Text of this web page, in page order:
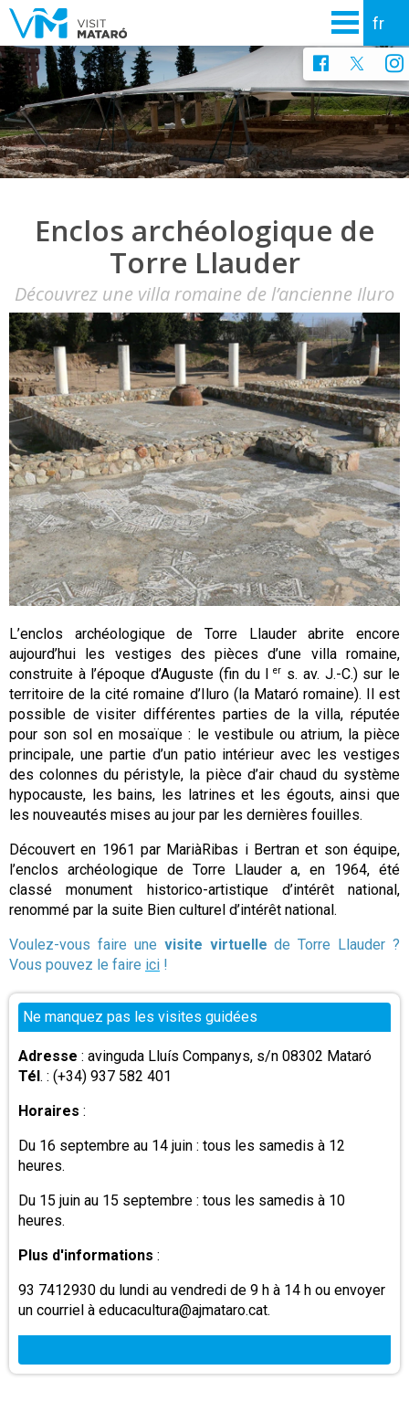
Enclos archéologique de
Torre Llauder
Découvrez une villa romaine de l’ancienne Iluro
L’enclos archéologique de Torre Llauder abrite encore
aujourd’hui les vestiges des pièces d’une villa romaine,
construite à l’époque d’Auguste (fin du I
er
s. av. J.-C.) sur le
territoire de la cité romaine d’Iluro (la Mataró romaine). Il est
possible de visiter différentes parties de la villa, réputée
pour son sol en mosaïque : le vestibule ou atrium, la pièce
principale, une partie d’un patio intérieur avec les vestiges
des colonnes du péristyle, la pièce d’air chaud du système
hypocauste, les bains, les latrines et les égouts, ainsi que
les nouveautés mises au jour par les dernières fouilles.
Découvert en 1961 par MariàRibas i Bertran et son équipe,
l’enclos archéologique de Torre Llauder a, en 1964, été
classé monument historico-artistique d’intérêt national,
renommé par la suite Bien culturel d’intérêt national.
Voulez-vous faire une visite virtuelle de Torre Llauder ?
Vous pouvez le faire ici !
Ne manquez pas les visites guidées
Adresse : avinguda Lluís Companys, s/n 08302 Mataró
Tél . : (+34) 937 582 401
Horaires :
Du 16 septembre au 14 juin : tous les samedis à 12
heures.
Du 15 juin au 15 septembre : tous les samedis à 10
heures.
Plus d'informations :
93 7412930 du lundi au vendredi de 9 h à 14 h ou envoyer
un courriel à educacultura@ajmataro.cat.